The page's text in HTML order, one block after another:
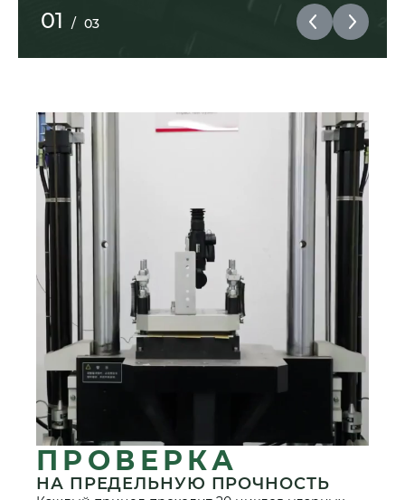
01 / 03
ПРОВЕРКА
НА ПРЕДЕЛЬНУЮ ПРОЧНОСТЬ